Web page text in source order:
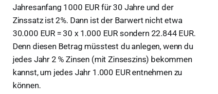
Jahresanfang 1000 EUR für 30 Jahre und der
Zinssatz ist 2%. Dann ist der Barwert nicht etwa
30.000 EUR = 30 x 1.000 EUR sondern 22.844 EUR.
Denn diesen Betrag müsstest du anlegen, wenn du
jedes Jahr 2 % Zinsen (mit Zinseszins) bekommen
kannst, um jedes Jahr 1.000 EUR entnehmen zu
können.